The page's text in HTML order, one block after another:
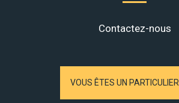
Contactez-nous
VOUS ÊTES UN PARTICULIER